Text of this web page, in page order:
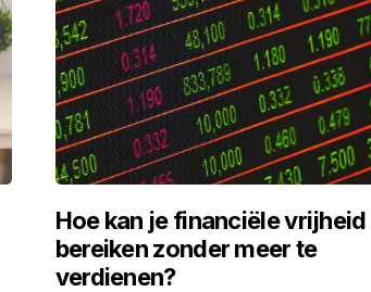
Hoe kan je financiële vrijheid
bereiken zonder meer te
verdienen?